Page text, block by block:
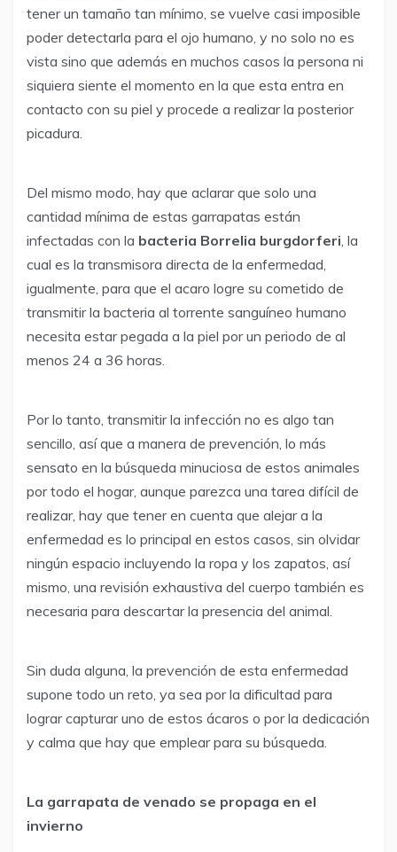
tener un tamaño tan mínimo, se vuelve casi imposible
poder detectarla para el ojo humano, y no solo no es
vista sino que además en muchos casos la persona ni
siquiera siente el momento en la que esta entra en
contacto con su piel y procede a realizar la posterior
picadura.
Del mismo modo, hay que aclarar que solo una
cantidad mínima de estas garrapatas están
infectadas con la bacteria Borrelia burgdorferi, la
cual es la transmisora directa de la enfermedad,
igualmente, para que el acaro logre su cometido de
transmitir la bacteria al torrente sanguíneo humano
necesita estar pegada a la piel por un periodo de al
menos 24 a 36 horas.
Por lo tanto, transmitir la infección no es algo tan
sencillo, así que a manera de prevención, lo más
sensato en la búsqueda minuciosa de estos animales
por todo el hogar, aunque parezca una tarea difícil de
realizar, hay que tener en cuenta que alejar a la
enfermedad es lo principal en estos casos, sin olvidar
ningún espacio incluyendo la ropa y los zapatos, así
mismo, una revisión exhaustiva del cuerpo también es
necesaria para descartar la presencia del animal.
Sin duda alguna, la prevención de esta enfermedad
supone todo un reto, ya sea por la dificultad para
lograr capturar uno de estos ácaros o por la dedicación
y calma que hay que emplear para su búsqueda.
La garrapata de venado se propaga en el
invierno